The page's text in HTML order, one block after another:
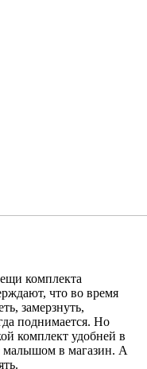
комплекта
что во время
замерзнуть,
поднимается. Но
комплект удобней в
малышом в магазин. А